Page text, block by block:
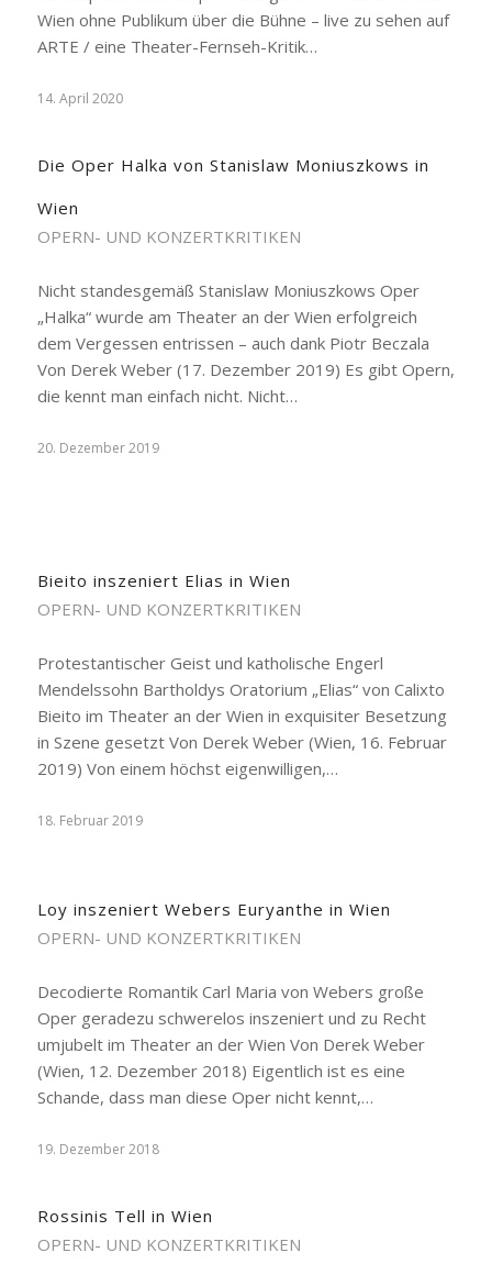
Wien ohne Publikum über die Bühne – live zu sehen auf
ARTE / eine Theater-Fernseh-Kritik…
14. April 2020
Die Oper Halka von Stanislaw Moniuszkows in
Wien
OPERN- UND KONZERTKRITIKEN
Nicht standesgemäß Stanislaw Moniuszkows Oper
„Halka“ wurde am Theater an der Wien erfolgreich
dem Vergessen entrissen – auch dank Piotr Beczala
Von Derek Weber (17. Dezember 2019) Es gibt Opern,
die kennt man einfach nicht. Nicht…
20. Dezember 2019
Bieito inszeniert Elias in Wien
OPERN- UND KONZERTKRITIKEN
Protestantischer Geist und katholische Engerl
Mendelssohn Bartholdys Oratorium „Elias“ von Calixto
Bieito im Theater an der Wien in exquisiter Besetzung
in Szene gesetzt Von Derek Weber (Wien, 16. Februar
2019) Von einem höchst eigenwilligen,…
18. Februar 2019
Loy inszeniert Webers Euryanthe in Wien
OPERN- UND KONZERTKRITIKEN
Decodierte Romantik Carl Maria von Webers große
Oper geradezu schwerelos inszeniert und zu Recht
umjubelt im Theater an der Wien Von Derek Weber
(Wien, 12. Dezember 2018) Eigentlich ist es eine
Schande, dass man diese Oper nicht kennt,…
19. Dezember 2018
Rossinis Tell in Wien
OPERN- UND KONZERTKRITIKEN